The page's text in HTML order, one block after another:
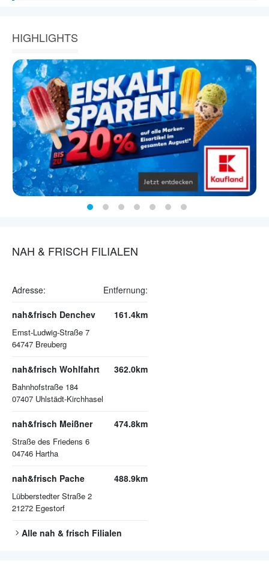
HIGHLIGHTS
NAH & FRISCH FILIALEN
Adresse: Entfernung:
nah&frisch Denchev
Ernst-Ludwig-Straße 7
64747 Breuberg
161.4km
nah&frisch Wohlfahrt
Bahnhofstraße 184
07407 Uhlstädt-Kirchhasel
362.0km
nah&frisch Meißner
Straße des Friedens 6
04746 Hartha
474.8km
nah&frisch Pache
Lübberstedter Straße 2
21272 Egestorf
488.9km
Alle nah & frisch Filialen